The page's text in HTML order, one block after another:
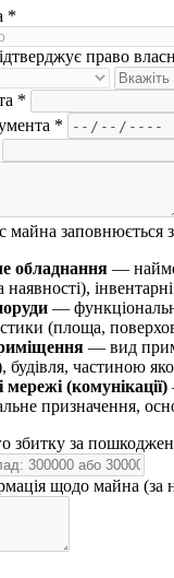
*
право
*
*
майна заповнюється
обладнання —
—
(площа,
— вид
будівля, частиною
мережі (комунікації)
призначення,
збитку за
щодо майна (за